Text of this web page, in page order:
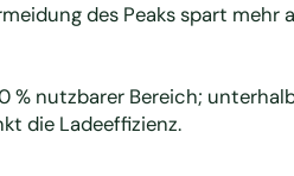
des Peaks spart mehr
% nutzbarer Bereich;
die Ladeeffizienz.